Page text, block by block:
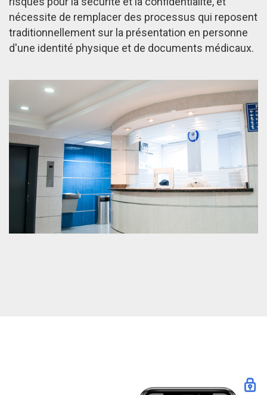
nécessite de remplacer des processus qui reposent
traditionnellement sur la présentation en personne
d'une identité physique et de documents médicaux.